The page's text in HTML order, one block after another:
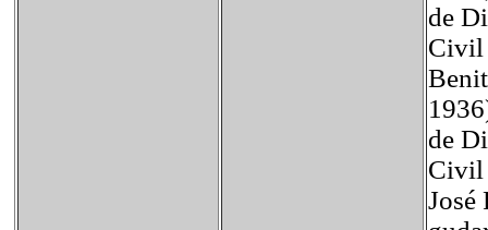
de
Civil
de
Civil
José